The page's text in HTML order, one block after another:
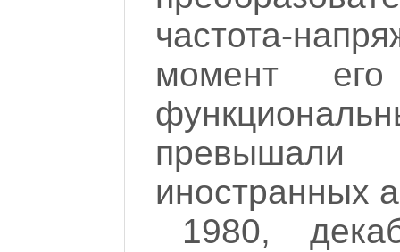
частота-
момент
иностранных
1980,